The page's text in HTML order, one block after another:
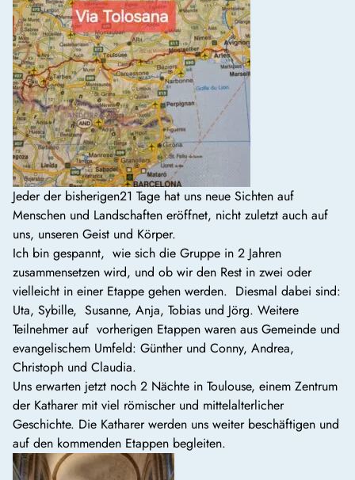
Jeder der bisherigen21 Tage hat uns neue Sichten auf
Menschen und Landschaften eröffnet, nicht zuletzt auch auf
uns, unseren Geist und Körper.
Ich bin gespannt, wie sich die Gruppe in 2 Jahren
zusammensetzen wird, und ob wir den Rest in zwei oder
vielleicht in einer Etappe gehen werden. Diesmal dabei sind:
Uta, Sybille, Susanne, Anja, Tobias und Jörg. Weitere
Teilnehmer auf vorherigen Etappen waren aus Gemeinde und
evangelischem Umfeld: Günther und Conny, Andrea,
Christoph und Claudia.
Uns erwarten jetzt noch 2 Nächte in Toulouse, einem Zentrum
der Katharer mit viel römischer und mittelalterlicher
Geschichte. Die Katharer werden uns weiter beschäftigen und
auf den kommenden Etappen begleiten.